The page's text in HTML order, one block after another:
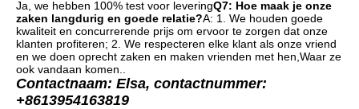
Ja, we hebben 100% test voor leveringQ7: Hoe maak je onze
zaken langdurig en goede relatie?A: 1. We houden goede
kwaliteit en concurrerende prijs om ervoor te zorgen dat onze
klanten profiteren; 2. We respecteren elke klant als onze vriend
en we doen oprecht zaken en maken vrienden met hen,Waar ze
ook vandaan komen..
Contactnaam: Elsa, contactnummer:
+8613954163819